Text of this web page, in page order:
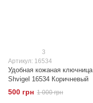
3
Артикул: 16534
Удобная кожаная ключница
Shvigel 16534 Коричневый
500 грн 1 000 грн